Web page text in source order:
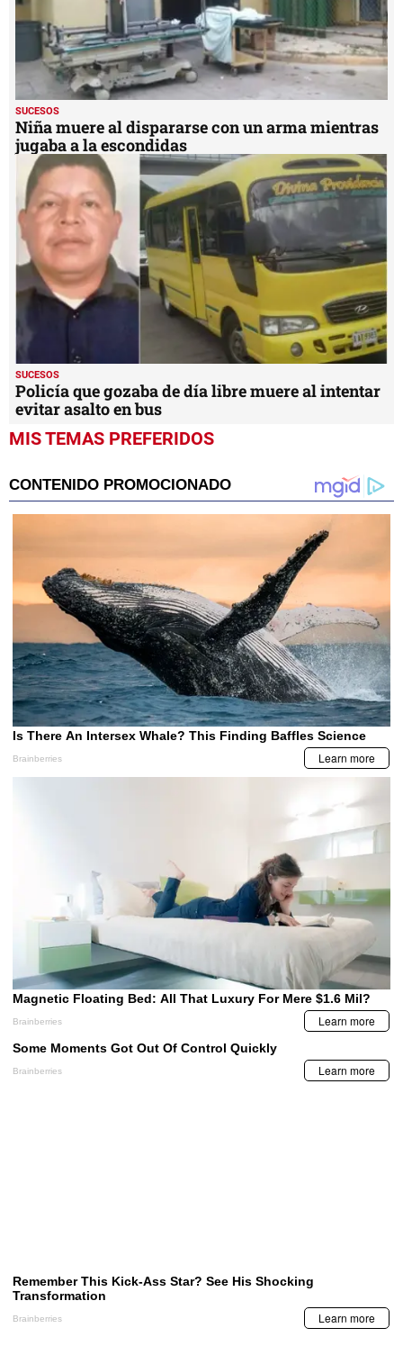
SUCESOS
Niña muere al dispararse con un arma mientras
jugaba a la escondidas
SUCESOS
Policía que gozaba de día libre muere al intentar
evitar asalto en bus
MIS TEMAS PREFERIDOS